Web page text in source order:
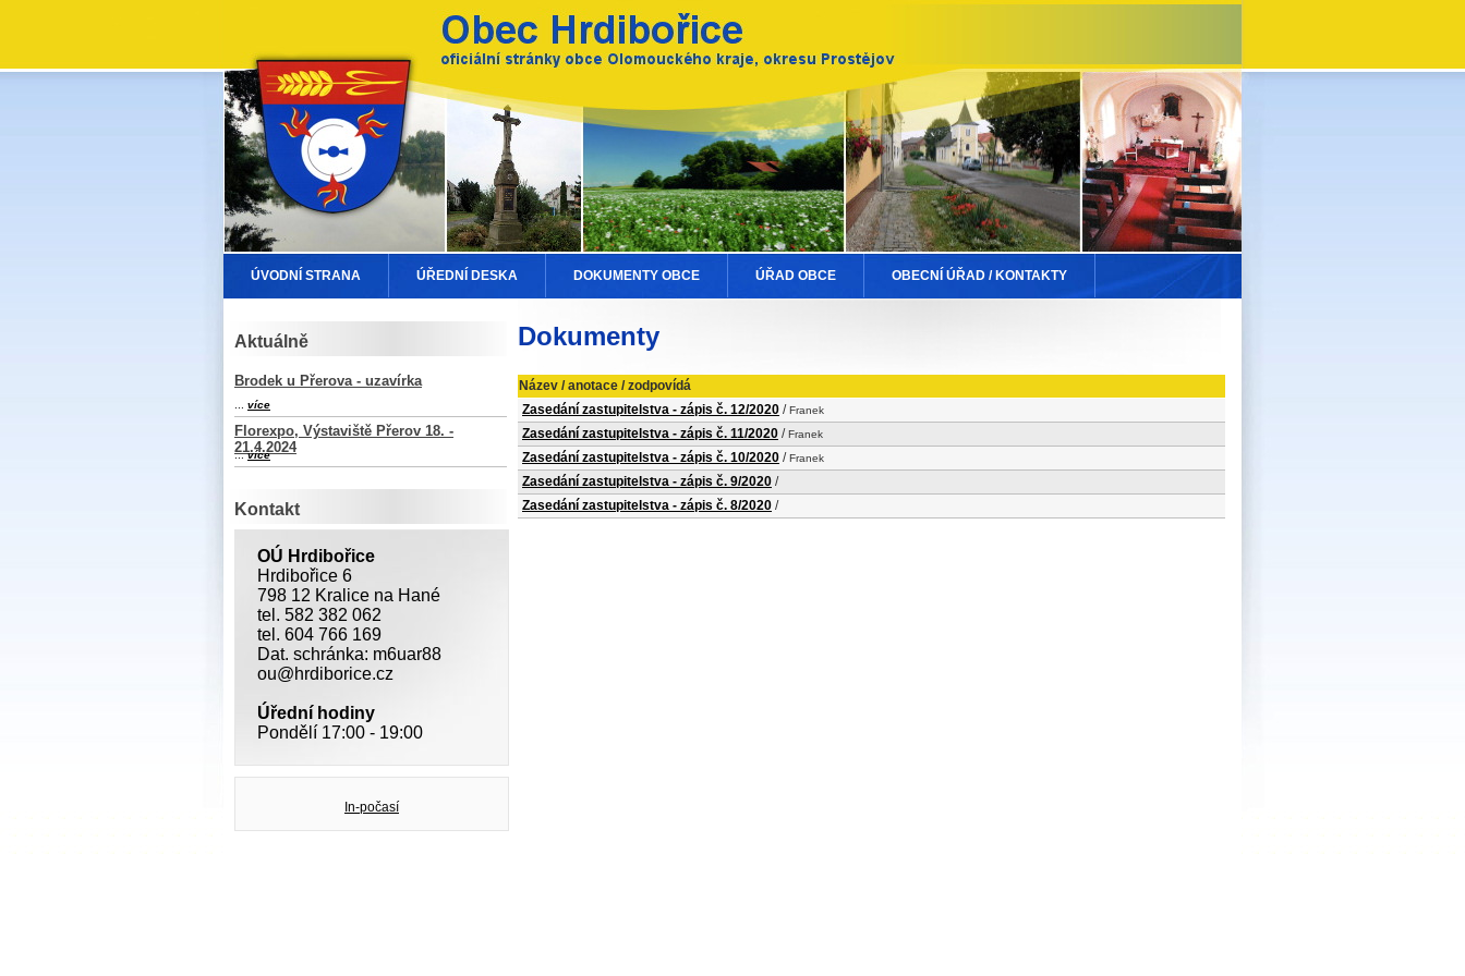
ÚVODNÍ STRANA ÚŘEDNÍ DESKA DOKUMENTY OBCE ÚŘAD OBCE OBECNÍ ÚŘAD / KONTAKTY
Aktuálně
Brodek u Přerova - uzavírka
více
Florexpo, Výstaviště Přerov 18. -
21.4.2024
...více
Kontakt
OÚ Hrdibořice
Hrdibořice 6
798 12 Kralice na Hané
tel. 582 382 062
tel. 604 766 169
Dat. schránka: m6uar88
ou@hrdiborice.cz
Úřední hodiny
Pondělí 17:00 - 19:00
In-počasí
Dokumenty
Název / anotace / zodpovídá
Zasedání zastupitelstva - zápis č. 12/2020 /Franek
Zasedání zastupitelstva - zápis č. 11/2020 /Franek
Zasedání zastupitelstva - zápis č. 10/2020 /Franek
Zasedání zastupitelstva - zápis č. 9/2020 /
Zasedání zastupitelstva - zápis č. 8/2020 /